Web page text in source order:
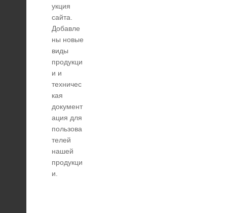
укция
сайта.
Добавле
ны новые
виды
продукци
и и
техничес
кая
документ
ация для
пользова
телей
нашей
продукци
и.